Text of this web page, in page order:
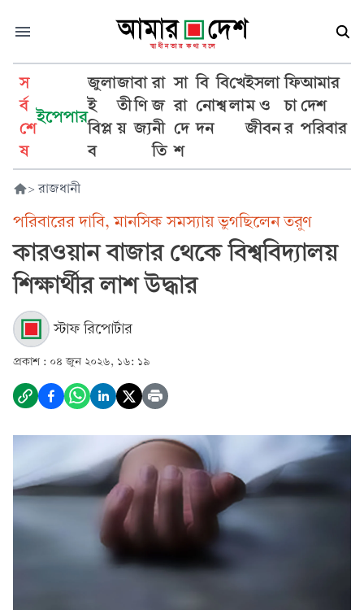
স
র্ব
শে
ষ
ইপেপার
জুলা
ই
বিপ্ল
ব
জা
তী
য়
বা
ণি
জ্য
রা
জ
নী
তি
সা
রা
দে
শ
বি
নো
দন
বি
শ্ব
খে
লা
ইসলা
ম ও
জীবন
ফি
চা
র
আমার
দেশ
পরিবার
> রাজধানী
পরিবারের দাবি, মানসিক সমস্যায় ভুগছিলেন তরুণ
কারওয়ান বাজার থেকে বিশ্ববিদ্যালয়
শিক্ষার্থীর লাশ উদ্ধার
স্টাফ রিপোর্টার
প্রকাশ : ০৪ জুন ২০২৬, ১৬: ১৯